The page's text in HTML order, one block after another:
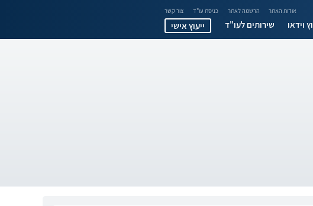
אודות האתר הרשמה לאתר כניסת עו"ד צור קשר
וידאו שירותים לעו"ד ייעוץ אישי